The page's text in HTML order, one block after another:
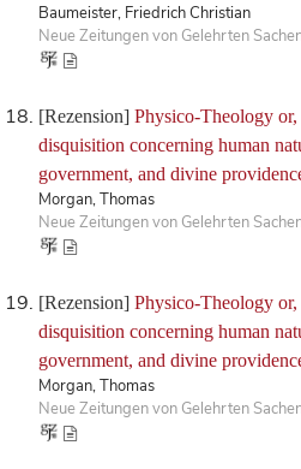
Baumeister, Friedrich Christian
Neue Zeitungen von Gelehrten
[Rezension] Physico-Theology
disquisition concerning human
government, and divine
Morgan, Thomas
Neue Zeitungen von Gelehrten
[Rezension] Physico-Theology
disquisition concerning human
government, and divine
Morgan, Thomas
Neue Zeitungen von Gelehrten